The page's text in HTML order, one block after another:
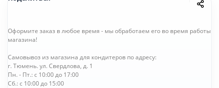
Оформите заказ в любое время - мы обработаем его во время работы
магазина!
Самовывоз из магазина для кондитеров по адресу:
г. Тюмень. ул. Свердлова, д. 1
Пн. - Пт.: с 10:00 до 17:00
Сб.: с 10:00 до 15:00